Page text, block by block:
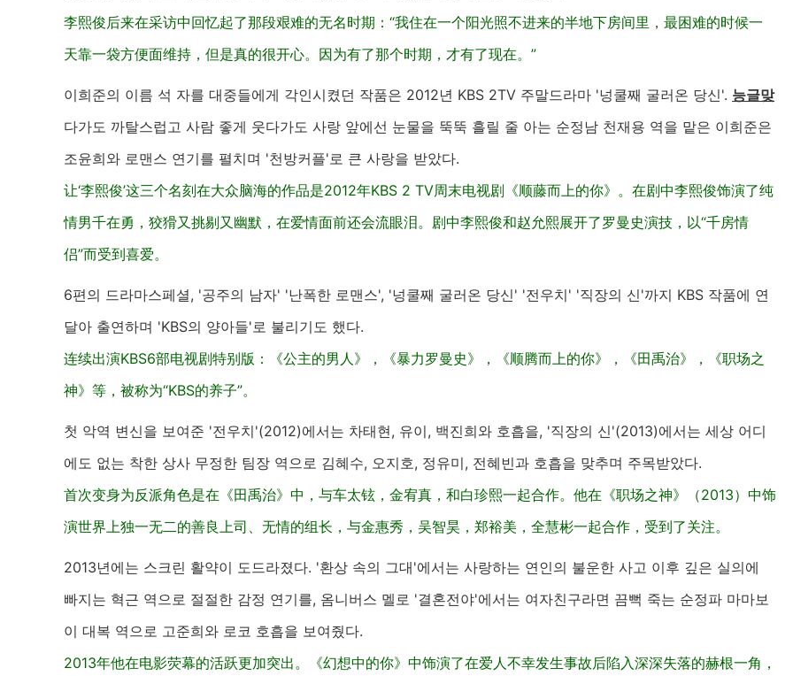
李熙俊后来在采访中回忆起了那段艰难的无名时期：“我住在一个阳光照不进来的半地下房间里，最困难的时候一
天靠一袋方便面维持，但是真的很开心。因为有了那个时期，才有了现在。”
이희준의 이름 석 자를 대중들에게 각인시켰던 작품은 2012년 KBS 2TV 주말드라마 '넝쿨째 굴러온 당신'. 능글맞
다가도 까탈스럽고 사람 좋게 웃다가도 사랑 앞에선 눈물을 뚝뚝 흘릴 줄 아는 순정남 천재용 역을 맡은 이희준은
조윤희와 로맨스 연기를 펼치며 '천방커플'로 큰 사랑을 받았다.
让‘李熙俊’这三个名刻在大众脑海的作品是2012年KBS 2 TV周末电视剧《顺藤而上的你》。在剧中李熙俊饰演了纯
情男千在勇，狡猾又挑剔又幽默，在爱情面前还会流眼泪。剧中李熙俊和赵允熙展开了罗曼史演技，以“千房情
侣”而受到喜爱。
6편의 드라마스페셜, '공주의 남자' '난폭한 로맨스', '넝쿨째 굴러온 당신' '전우치' '직장의 신'까지 KBS 작품에 연
달아 출연하며 'KBS의 양아들'로 불리기도 했다.
连续出演KBS6部电视剧特别版：《公主的男人》，《暴力罗曼史》，《顺腾而上的你》，《田禹治》，《职场之
神》等，被称为“KBS的养子”。
첫 악역 변신을 보여준 '전우치'(2012)에서는 차태현, 유이, 백진희와 호흡을, '직장의 신'(2013)에서는 세상 어디
에도 없는 착한 상사 무정한 팀장 역으로 김혜수, 오지호, 정유미, 전혜빈과 호흡을 맞추며 주목받았다.
首次变身为反派角色是在《田禹治》中，与车太铉，金宥真，和白珍熙一起合作。他在《职场之神》（2013）中饰
演世界上独一无二的善良上司、无情的组长，与金惠秀，吴智昊，郑裕美，全慧彬一起合作，受到了关注。
2013년에는 스크린 활약이 도드라졌다. '환상 속의 그대'에서는 사랑하는 연인의 불운한 사고 이후 깊은 실의에
빠지는 혁근 역으로 절절한 감정 연기를, 옴니버스 멜로 '결혼전야'에서는 여자친구라면 끔뻑 죽는 순정파 마마보
이 대복 역으로 고준희와 로코 호흡을 보여줬다.
2013年他在电影荧幕的活跃更加突出。《幻想中的你》中饰演了在爱人不幸发生事故后陷入深深失落的赫根一角，